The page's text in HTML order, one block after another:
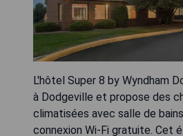
L'hôtel Super 8 by Wyndham
à Dodgeville et propose des
climatisées avec salle de
connexion Wi-Fi gratuite. Cet